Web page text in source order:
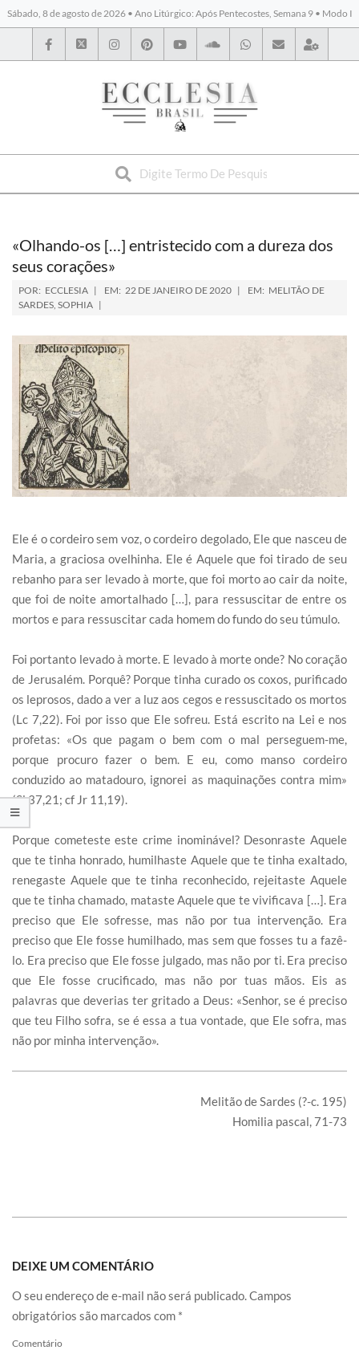
Sábado, 8 de agosto de 2026 • Ano Litúrgico: Após Pentecostes, Semana 9 • Modo I
BYBLOS
«Olhando-os […] entristecido com a dureza dos
seus corações»
POR: ECCLESIA EM: 22 DE JANEIRO DE 2020 EM: MELITÃO DE
SARDES, SOPHIA
Ele é o cordeiro sem voz, o cordeiro degolado, Ele que nasceu de
Maria, a graciosa ovelhinha. Ele é Aquele que foi tirado de seu
rebanho para ser levado à morte, que foi morto ao cair da noite,
que foi de noite amortalhado […], para ressuscitar de entre os
mortos e para ressuscitar cada homem do fundo do seu túmulo.
Foi portanto levado à morte. E levado à morte onde? No coração
de Jerusalém. Porquê? Porque tinha curado os coxos, purificado
os leprosos, dado a ver a luz aos cegos e ressuscitado os mortos
(Lc 7,22). Foi por isso que Ele sofreu. Está escrito na Lei e nos
profetas: «Os que pagam o bem com o mal perseguem-me,
porque procuro fazer o bem. E eu, como manso cordeiro
conduzido ao matadouro, ignorei as maquinações contra mim»
(Sl 37,21; cf Jr 11,19).
Porque cometeste este crime inominável? Desonraste Aquele
que te tinha honrado, humilhaste Aquele que te tinha exaltado,
renegaste Aquele que te tinha reconhecido, rejeitaste Aquele
que te tinha chamado, mataste Aquele que te vivificava […]. Era
preciso que Ele sofresse, mas não por tua intervenção. Era
preciso que Ele fosse humilhado, mas sem que fosses tu a fazê-
lo. Era preciso que Ele fosse julgado, mas não por ti. Era preciso
que Ele fosse crucificado, mas não por tuas mãos. Eis as
palavras que deverias ter gritado a Deus: «Senhor, se é preciso
que teu Filho sofra, se é essa a tua vontade, que Ele sofra, mas
não por minha intervenção».
Melitão de Sardes (?-c. 195)
Homilia pascal, 71-73
DEIXE UM COMENTÁRIO
O seu endereço de e-mail não será publicado.Campos
obrigatórios são marcados com *
Comentário